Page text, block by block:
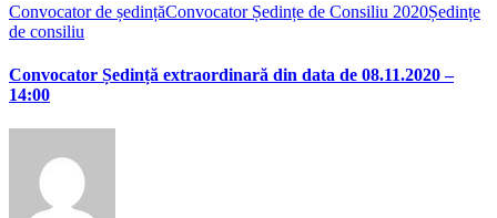
Convocator de ședințăConvocator Ședințe de Consiliu 2020Ședințe
de consiliu
Convocator Ședință extraordinară din data de 08.11.2020 –
14:00